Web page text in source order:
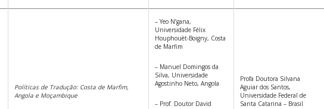
Políticas de Tradução: Costa de Marfim,
Angola e Moçambique
– Yeo N’gana,
Universidade Félix
Houphouèt-Boigny, Costa
de Marfim
– Manuel Domingos da
Silva, Universidade
Agostinho Neto, Angola
– Prof. Doutor David
Profa Doutora Silvana
Aguiar dos Santos,
Universidade Federal de
Santa Catarina – Brasil